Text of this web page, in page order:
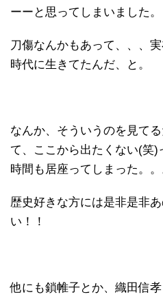
ーーと思ってしまいました。
刀傷なんかもあって、、、
時代に生きてたんだ、と。
なんか、そういうのを見て
て、ここから出たくない(笑
時間も居座ってしまった。。
歴史好きな方には是非是非
い！！
他にも鎖帷子とか、織田信